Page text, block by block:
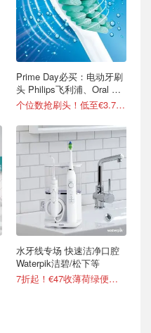
Prime Day必买：电动牙刷
头 Philips飞利浦、Oral B
等！
个位数抢刷头！低至€3.7/个
水牙线专场 快速洁净口腔
Waterpik洁碧/松下等
7折起！€47收薄荷绿便携款